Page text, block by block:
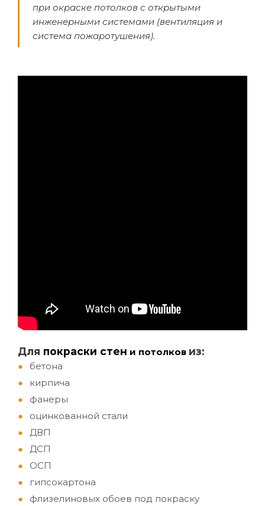
при окраске потолков с открытыми
инженерными системами (вентиляция и
система пожаротушения).
Для покраски стен и потолков из:
бетона
кирпича
фанеры
оцинкованной стали
ДВП
ДСП
ОСП
гипсокартона
флизелиновых обоев под покраску